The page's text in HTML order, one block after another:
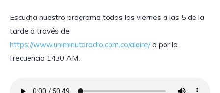
Escucha nuestro programa todos los viernes a las 5 de la
tarde a través de
https://www.uniminutoradio.com.co/alaire/o por la
frecuencia 1430 AM.